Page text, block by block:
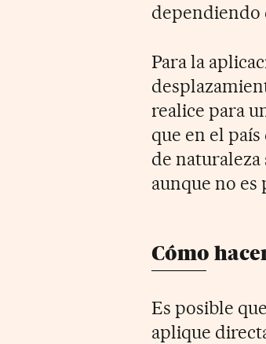
dependiendo
Para la
realice para
que en el
de naturaleza
aunque no es
Cómo
Es posible
aplique